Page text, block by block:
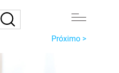
Próximo >